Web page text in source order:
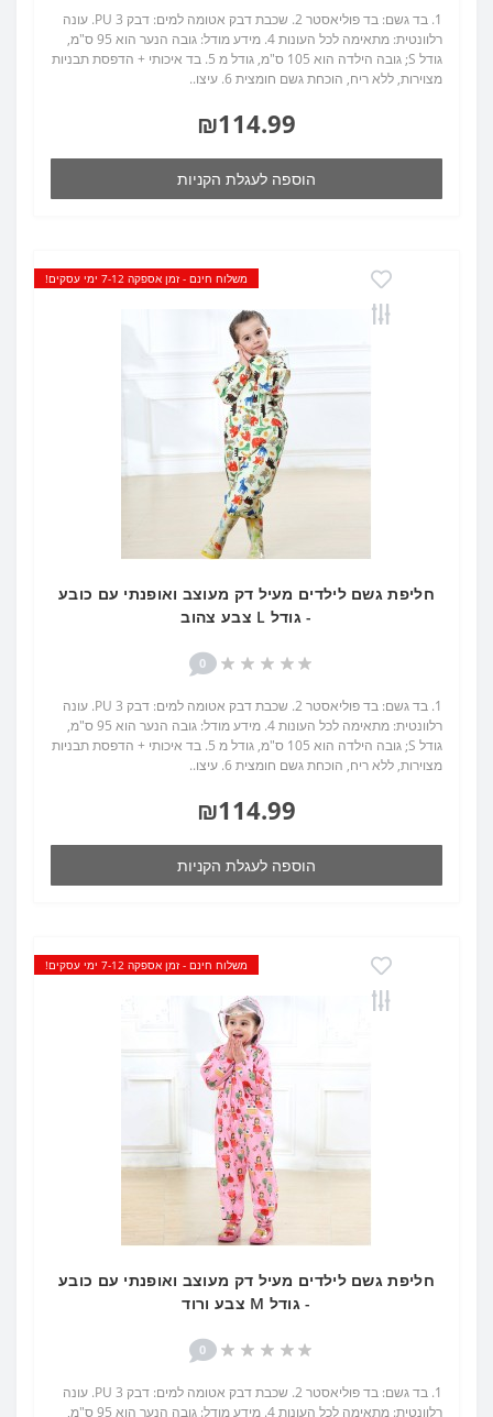
1. בד גשם: בד פוליאסטר 2. שכבת דבק אטומה למים: דבק PU 3. עונה
רלוונטית: מתאימה לכל העונות 4. מידע מודל: גובה הנער הוא 95 ס"מ,
גודל S; גובה הילדה הוא 105 ס"מ, גודל מ 5. בד איכותי + הדפסת תבניות
מצוירות, ללא ריח, הוכחת גשם חומצית 6. עיצו..
₪114.99
הוספה לעגלת הקניות
משלוח חינם - זמן אספקה 7-12 ימי עסקים!
חליפת גשם לילדים מעיל דק מעוצב ואופנתי עם כובע
- גודל L צבע צהוב
0
1. בד גשם: בד פוליאסטר 2. שכבת דבק אטומה למים: דבק PU 3. עונה
רלוונטית: מתאימה לכל העונות 4. מידע מודל: גובה הנער הוא 95 ס"מ,
גודל S; גובה הילדה הוא 105 ס"מ, גודל מ 5. בד איכותי + הדפסת תבניות
מצוירות, ללא ריח, הוכחת גשם חומצית 6. עיצו..
₪114.99
הוספה לעגלת הקניות
משלוח חינם - זמן אספקה 7-12 ימי עסקים!
חליפת גשם לילדים מעיל דק מעוצב ואופנתי עם כובע
- גודל M צבע ורוד
0
1. בד גשם: בד פוליאסטר 2. שכבת דבק אטומה למים: דבק PU 3. עונה
רלוונטית: מתאימה לכל העונות 4. מידע מודל: גובה הנער הוא 95 ס"מ,